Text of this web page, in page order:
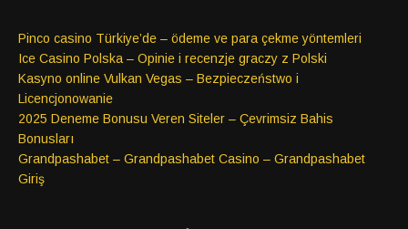
Pinco casino Türkiye’de – ödeme ve para çekme yöntemleri
Ice Casino Polska – Opinie i recenzje graczy z Polski
Kasyno online Vulkan Vegas – Bezpieczeństwo i
Licencjonowanie
2025 Deneme Bonusu Veren Siteler – Çevrimsiz Bahis
Bonusları
Grandpashabet – Grandpashabet Casino – Grandpashabet
Giriş